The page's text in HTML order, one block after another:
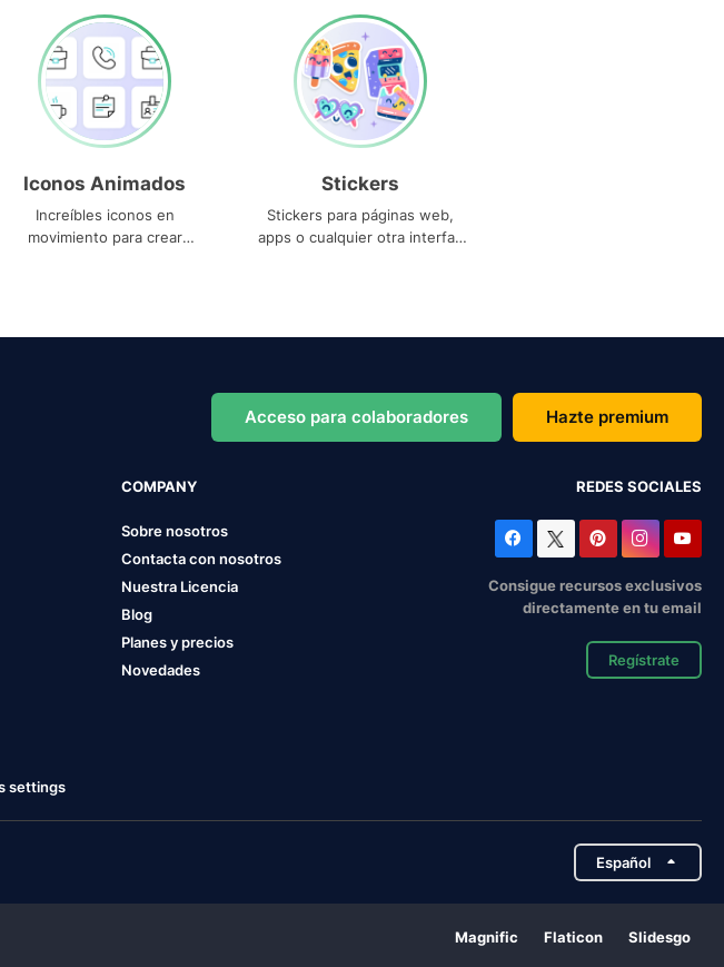
Iconos Animados
Increíbles iconos en
movimiento para crear
Stickers
Stickers para páginas web,
apps o cualquier otra interfaz
Acceso para colaboradores Hazte premium
COMPANY
Sobre nosotros
Contacta con nosotros
Nuestra Licencia
Blog
Planes y precios
Novedades
REDES SOCIALES
Consigue recursos exclusivos
directamente en tu email
Regístrate
settings
Español
Magnific Flaticon Slidesgo